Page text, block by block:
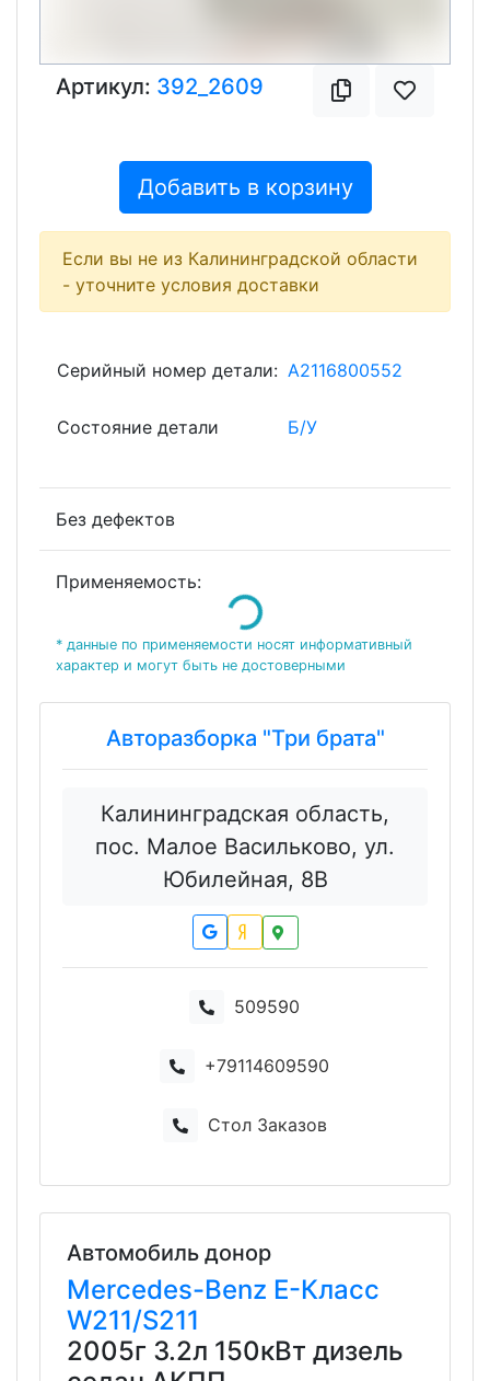
Артикул: 392_2609
Добавить в корзину
Если вы не из Калининградской области
- уточните условия доставки
Серийный номер детали: A2116800552
Состояние детали Б/У
Без дефектов
Применяемость:
Loading...
* данные по применяемости носят информативный
характер и могут быть не достоверными
Авторазборка "Три брата"
Калининградская область,
пос. Малое Васильково, ул.
Юбилейная, 8В
509590
+79114609590
Стол Заказов
Автомобиль донор
Mercedes-Benz E-Класс
W211/S211
2005г 3.2л 150кВт дизель